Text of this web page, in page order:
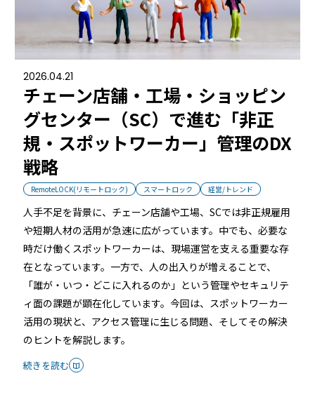
2026.04.21
チェーン店舗・工場・ショッピン
グセンター（SC）で進む「非正
規・スポットワーカー」管理のDX
戦略
RemoteLOCK(リモートロック) スマートロック 経営/トレンド
人手不足を背景に、チェーン店舗や工場、SCでは非正規雇用
や短期人材の活用が急速に広がっています。中でも、必要な
時だけ働くスポットワーカーは、現場運営を支える重要な存
在となっています。一方で、人の出入りが増えることで、
「誰が・いつ・どこに入れるのか」という管理やセキュリテ
ィ面の課題が顕在化しています。今回は、スポットワーカー
活用の現状と、アクセス管理に生じる問題、そしてその解決
のヒントを解説します。
続きを読む
オフィス
公共施設
その他の業種
運用イメージ
中国
四国
九州
施工会社様向け資料